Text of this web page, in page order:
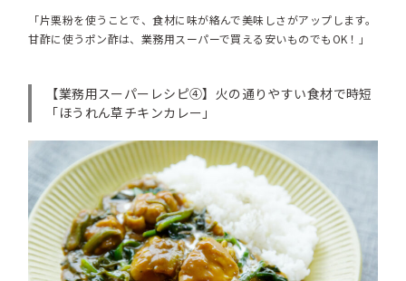
「片栗粉を使うことで、食材に味が絡んで美味しさがアップします。
甘酢に使うポン酢は、業務用スーパーで買える安いものでもOK！」
【業務用スーパーレシピ④】火の通りやすい食材で時短
「ほうれん草チキンカレー」